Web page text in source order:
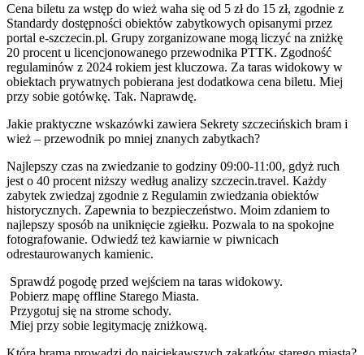
Cena biletu za wstęp do wież waha się od 5 zł do 15 zł, zgodnie z
Standardy dostępności obiektów zabytkowych opisanymi przez
portal e-szczecin.pl. Grupy zorganizowane mogą liczyć na zniżkę
20 procent u licencjonowanego przewodnika PTTK. Zgodność
regulaminów z 2024 rokiem jest kluczowa. Za taras widokowy w
obiektach prywatnych pobierana jest dodatkowa cena biletu. Miej
przy sobie gotówkę. Tak. Naprawdę.
Jakie praktyczne wskazówki zawiera Sekrety szczecińskich bram i
wież – przewodnik po mniej znanych zabytkach?
Najlepszy czas na zwiedzanie to godziny 09:00-11:00, gdyż ruch
jest o 40 procent niższy według analizy szczecin.travel. Każdy
zabytek zwiedzaj zgodnie z Regulamin zwiedzania obiektów
historycznych. Zapewnia to bezpieczeństwo. Moim zdaniem to
najlepszy sposób na uniknięcie zgiełku. Pozwala to na spokojne
fotografowanie. Odwiedź też kawiarnie w piwnicach
odrestaurowanych kamienic.
Sprawdź pogodę przed wejściem na taras widokowy.
Pobierz mapę offline Starego Miasta.
Przygotuj się na strome schody.
Miej przy sobie legitymację zniżkową.